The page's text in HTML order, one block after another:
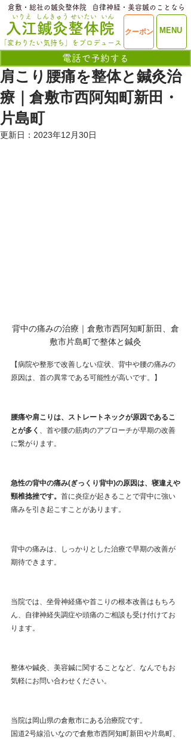
ME
​入江鍼灸整体院
いりえ
MENU
クーポン
電話で予約する
せいたい
しんきゅう いん
「変わりたい気持ち」をプロデュース
​倉敷・総社の鍼灸整体院 ​自律神経・美容鍼のことなら
肩こり腰痛を整体と鍼灸治
療｜倉敷市西阿知町新田・
片島町
更新日： 2023年12月30日
背中の痛みの治療｜倉敷市西阿知町新田、倉
敷市片島町で整体と鍼灸
【病院や整形で改善しない症状、背中や腰の痛みの
原因は、首の異常である可能性が高いです。】
腰痛や肩こりは、ストレートネックが原因であるこ
とが多く 、首や腰の筋肉のアプローチが早期の改善
に繋がります。
急性の背中の痛み(ぎっくり背中)の原因は、寝違えや
頸椎捻挫です。 首に炎症が起きることで背中に強い
痛みを引き起こすことがあります。
背中の痛みは、しっかりとした治療で早期の改善が
期待できます。
当院では、坐骨神経痛や首こりの根本改善はもちろ
ん、自律神経失調症や頭痛のご相談も受け付けてお
ります。
整体や鍼灸、美容鍼に関することなど、なんでもお
気軽にお問い合わせください。
当院は岡山県の倉敷市にある治療院です。
国道2号線沿いなので倉敷市西阿知町新田や片島町、